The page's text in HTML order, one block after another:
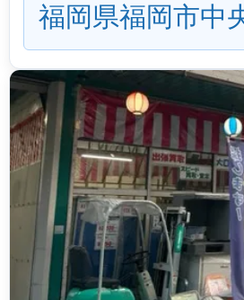
福岡県福岡市中